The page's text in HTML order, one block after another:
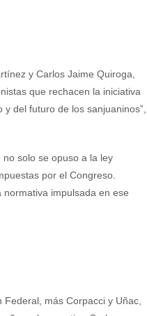
y Carlos Jaime Quiroga,
que rechacen la iniciativa
del futuro de los sanjuaninos”,
solo se opuso a la ley
por el Congreso.
impulsada en ese
más Corpacci y Uñac,